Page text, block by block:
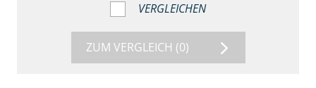
VERGLEICHEN
ZUM VERGLEICH (0)